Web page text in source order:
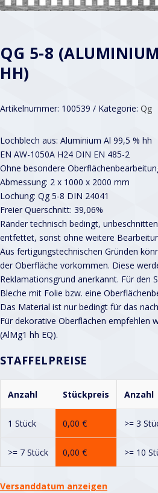
QG 5-8
HH)
Artikelnummer: 100539 Kategorie: Qg
Lochblech aus: Aluminium Al 99,5 % hh
EN AW-1050A H24 DIN EN 485-2
Ohne besondere
Abmessung: 2 x 1000 x 2000 mm
Lochung: Qg 5-8 DIN 24041
Freier Querschnitt: 39,06%
Ränder technisch bedingt,
entfettet, sonst ohne weitere
Aus fertigungstechnischen Gründen
der Oberfläche vorkommen. Diese
Reklamationsgrund anerkannt. Für den
Bleche mit Folie bzw. eine
Das Material ist nur bedingt für das
Für dekorative Oberflächen empfehlen
(AlMg1 hh EQ).
STAFFELPREISE
Anzahl Stückpreis Anzahl
1 Stück 0,00 € >= 3
>= 7 Stück 0,00 € >= 10
Versanddatum anzeigen